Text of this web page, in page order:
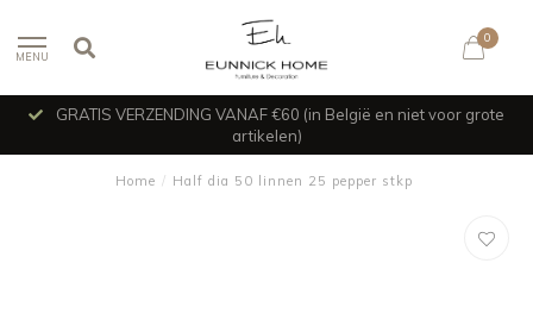
MENU
0
GRATIS VERZENDING VANAF €60 (in België en niet voor grote
artikelen)
Home / Half dia 50 linnen 25 pepper stkp